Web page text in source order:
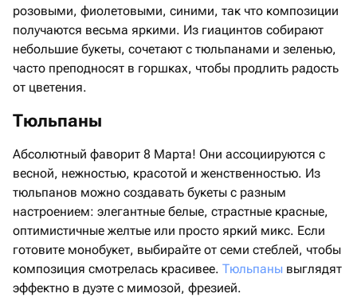
розовыми, фиолетовыми, синими, так что композиции
получаются весьма яркими. Из гиацинтов собирают
небольшие букеты, сочетают с тюльпанами и зеленью,
часто преподносят в горшках, чтобы продлить радость
от цветения.
Тюльпаны
Абсолютный фаворит 8 Марта! Они ассоциируются с
весной, нежностью, красотой и женственностью. Из
тюльпанов можно создавать букеты с разным
настроением: элегантные белые, страстные красные,
оптимистичные желтые или просто яркий микс. Если
готовите монобукет, выбирайте от семи стеблей, чтобы
композиция смотрелась красивее. Тюльпаны выглядят
эффектно в дуэте с мимозой, фрезией.